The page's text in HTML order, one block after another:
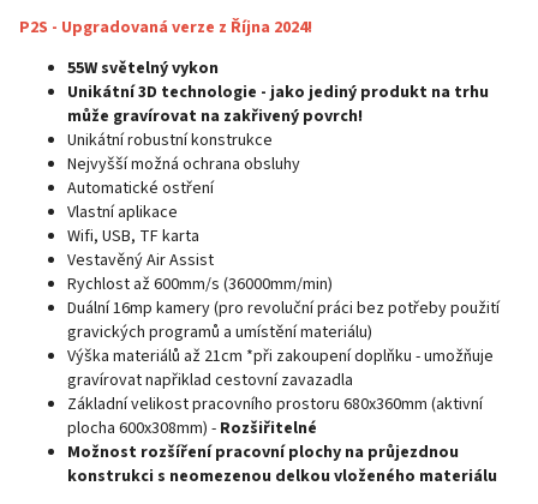
P2S - Upgradovaná verze z Října 2024!
55W světelný vykon
Unikátní 3D technologie - jako jediný produkt na trhu
může gravírovat na zakřivený povrch!
Unikátní robustní konstrukce
Nejvyšší možná ochrana obsluhy
Automatické ostření
Vlastní aplikace
Wifi, USB, TF karta
Vestavěný Air Assist
Rychlost až 600mm/s (36000mm/min)
Duální 16mp kamery (pro revoluční práci bez potřeby použití
gravických programů a umístění materiálu)
Výška materiálů až 21cm *při zakoupení doplňku - umožňuje
gravírovat napřiklad cestovní zavazadla
Základní velikost pracovního prostoru 680x360mm (aktivní
plocha 600x308mm) - Rozšiřitelné
Možnost rozšíření pracovní plochy na průjezdnou
konstrukci s neomezenou delkou vloženého materiálu